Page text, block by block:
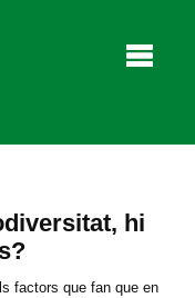
hi
factors que fan que en